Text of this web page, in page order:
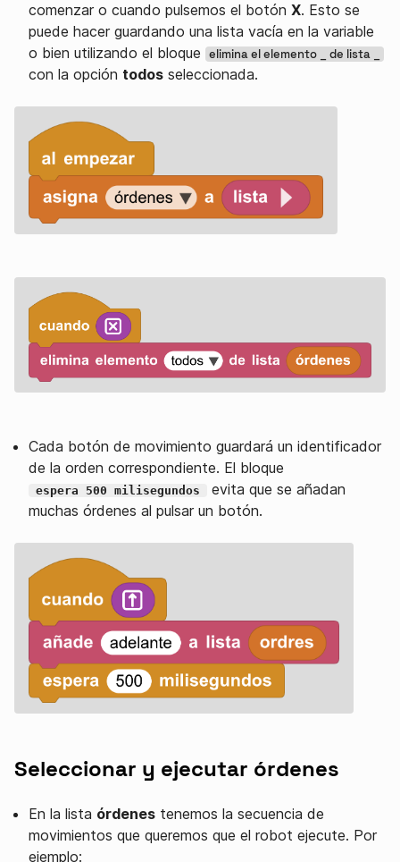
comenzar o cuando pulsemos el botón X. Esto se
puede hacer guardando una lista vacía en la variable
o bien utilizando el bloque elimina el elemento _ de lista _
con la opción todos seleccionada.
Cada botón de movimiento guardará un identificador
de la orden correspondiente. El bloque
espera 500 milisegundos
evita que se añadan
muchas órdenes al pulsar un botón.
Seleccionar y ejecutar órdenes
En la lista órdenes tenemos la secuencia de
movimientos que queremos que el robot ejecute. Por
ejemplo: